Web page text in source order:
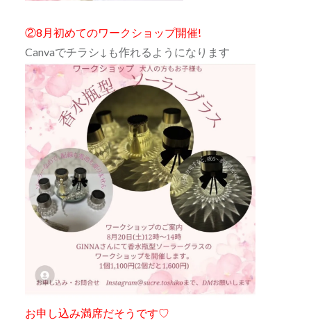
②8月初めてのワークショップ開催!
Canvaでチラシ↓も作れるようになります
お申し込み満席だそうです♡